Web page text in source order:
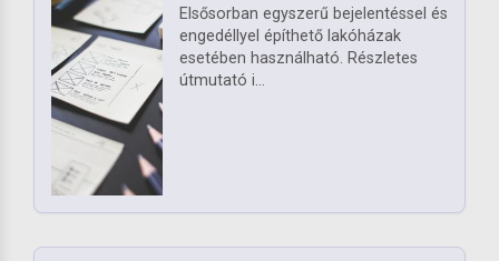
Elsősorban egyszerű bejelentéssel és
engedéllyel építhető lakóházak
esetében használható. Részletes
útmutató i...